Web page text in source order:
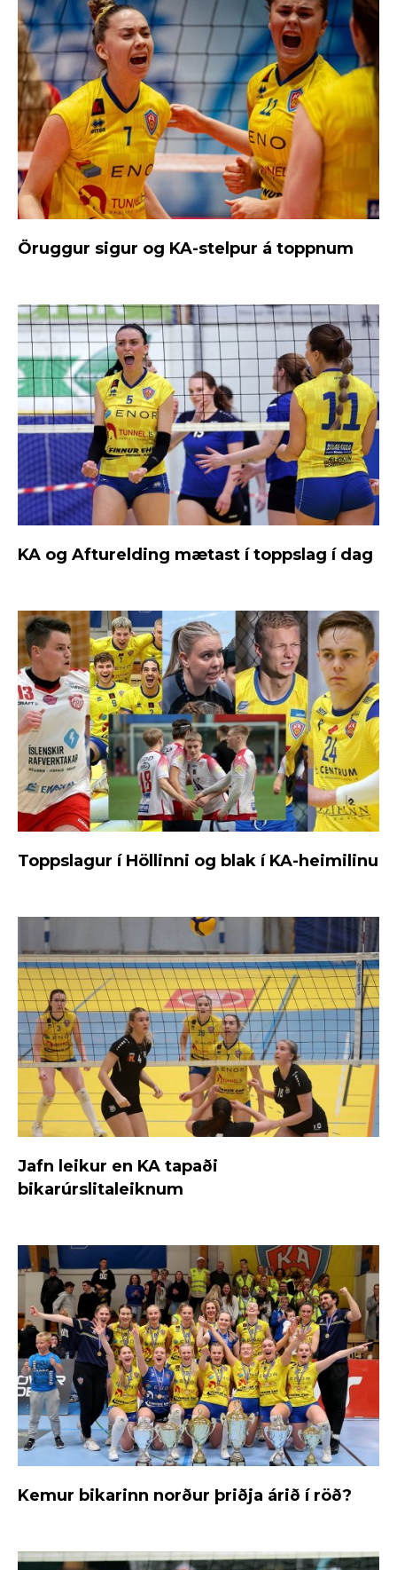
Öruggur sigur og KA-stelpur á toppnum
KA og Afturelding mætast í toppslag í dag
Toppslagur í Höllinni og blak í KA-heimilinu
Jafn leikur en KA tapaði
bikarúrslitaleiknum
Kemur bikarinn norður þriðja árið í röð?